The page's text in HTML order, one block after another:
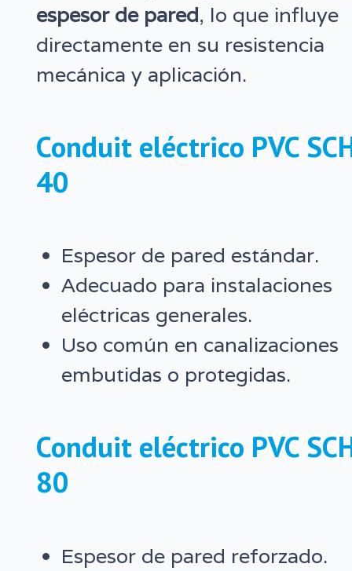
espesor de pared, lo que influye
directamente en su resistencia
mecánica y aplicación.
Conduit eléctrico PVC
40
Espesor de pared estándar.
Adecuado para instalaciones
eléctricas generales.
Uso común en canalizaciones
embutidas o protegidas.
Conduit eléctrico PVC
80
Espesor de pared reforzado.